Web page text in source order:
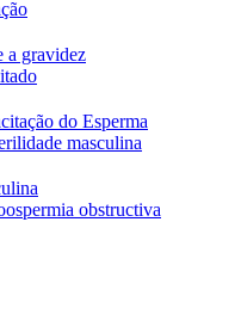
a gravidez
do Esperma